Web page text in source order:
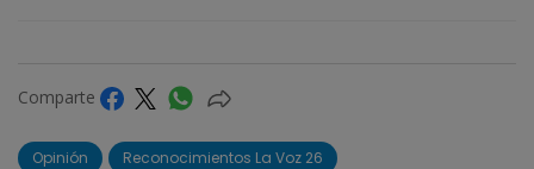
Comparte
Opinión Reconocimientos La Voz 26